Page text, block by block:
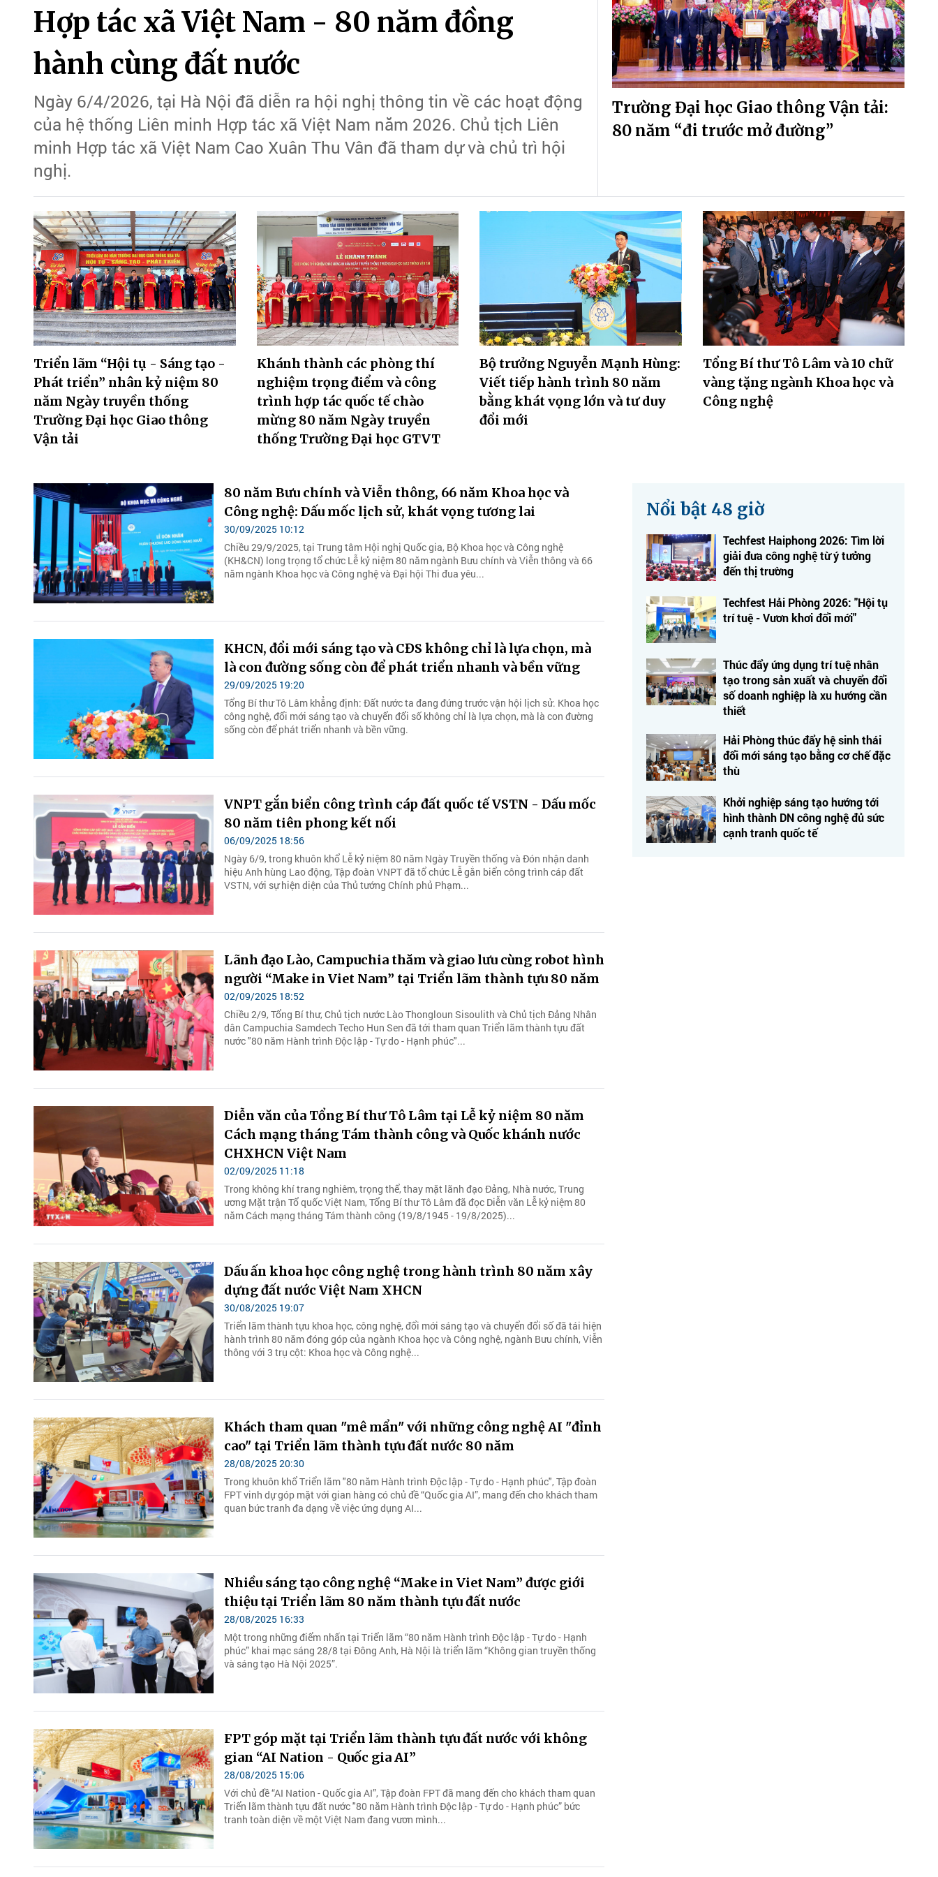
Hợp tác xã Việt Nam - 80 năm đồng
hành cùng đất nước
Ngày 6/4/2026, tại Hà Nội đã diễn ra hội nghị thông tin về các hoạt động
của hệ thống Liên minh Hợp tác xã Việt Nam năm 2026. Chủ tịch Liên
minh Hợp tác xã Việt Nam Cao Xuân Thu Vân đã tham dự và chủ trì hội
nghị.
Trường Đại học Giao thông Vận tải:
80 năm “đi trước mở đường”
Triển lãm “Hội tụ - Sáng tạo -
Phát triển” nhân kỷ niệm 80
năm Ngày truyền thống
Trường Đại học Giao thông
Vận tải
Khánh thành các phòng thí
nghiệm trọng điểm và công
trình hợp tác quốc tế chào
mừng 80 năm Ngày truyền
thống Trường Đại học GTVT
Bộ trưởng Nguyễn Mạnh Hùng:
Viết tiếp hành trình 80 năm
bằng khát vọng lớn và tư duy
đổi mới
Tổng Bí thư Tô Lâm và 10 chữ
vàng tặng ngành Khoa học và
Công nghệ
80 năm Bưu chính và Viễn thông, 66 năm Khoa học và
Công nghệ: Dấu mốc lịch sử, khát vọng tương lai
30/09/2025 10:12
Chiều 29/9/2025, tại Trung tâm Hội nghị Quốc gia, Bộ Khoa học và Công nghệ
(KH&CN) long trọng tổ chức Lễ kỷ niệm 80 năm ngành Bưu chính và Viễn thông và 66
năm ngành Khoa học và Công nghệ và Đại hội Thi đua yêu...
KHCN, đổi mới sáng tạo và CĐS không chỉ là lựa chọn, mà
là con đường sống còn để phát triển nhanh và bền vững
29/09/2025 19:20
Tổng Bí thư Tô Lâm khẳng định: Đất nước ta đang đứng trước vận hội lịch sử. Khoa học
công nghệ, đổi mới sáng tạo và chuyển đổi số không chỉ là lựa chọn, mà là con đường
sống còn để phát triển nhanh và bền vững.
VNPT gắn biển công trình cáp đất quốc tế VSTN - Dấu mốc
80 năm tiên phong kết nối
06/09/2025 18:56
Ngày 6/9, trong khuôn khổ Lễ kỷ niệm 80 năm Ngày Truyền thống và Đón nhận danh
hiệu Anh hùng Lao động, Tập đoàn VNPT đã tổ chức Lễ gắn biển công trình cáp đất
VSTN, với sự hiện diện của Thủ tướng Chính phủ Phạm...
Lãnh đạo Lào, Campuchia thăm và giao lưu cùng robot hình
người “Make in Viet Nam” tại Triển lãm thành tựu 80 năm
02/09/2025 18:52
Chiều 2/9, Tổng Bí thư, Chủ tịch nước Lào Thongloun Sisoulith và Chủ tịch Đảng Nhân
dân Campuchia Samdech Techo Hun Sen đã tới tham quan Triển lãm thành tựu đất
nước "80 năm Hành trình Độc lập - Tự do - Hạnh phúc"...
Diễn văn của Tổng Bí thư Tô Lâm tại Lễ kỷ niệm 80 năm
Cách mạng tháng Tám thành công và Quốc khánh nước
CHXHCN Việt Nam
02/09/2025 11:18
Trong không khí trang nghiêm, trọng thể, thay mặt lãnh đạo Đảng, Nhà nước, Trung
ương Mặt trận Tổ quốc Việt Nam, Tổng Bí thư Tô Lâm đã đọc Diễn văn Lễ kỷ niệm 80
năm Cách mạng tháng Tám thành công (19/8/1945 - 19/8/2025)...
Dấu ấn khoa học công nghệ trong hành trình 80 năm xây
dựng đất nước Việt Nam XHCN
30/08/2025 19:07
Triển lãm thành tựu khoa học, công nghệ, đổi mới sáng tạo và chuyển đổi số đã tái hiện
hành trình 80 năm đóng góp của ngành Khoa học và Công nghệ, ngành Bưu chính, Viễn
thông với 3 trụ cột: Khoa học và Công nghệ...
cao" tại Triển lãm thành tựu đất nước 80 năm
28/08/2025 20:30
FPT vinh dự góp mặt với gian hàng có chủ đề “Quốc gia AI”, ‏‏mang đến cho khách tham
quan bức tranh đa dạng về việc ứng dụng AI...
Nhiều sáng tạo công nghệ “Make in Viet Nam” được giới
thiệu tại Triển lãm 80 năm thành tựu đất nước
28/08/2025 16:33
Một trong những điểm nhấn tại Triển lãm “80 năm Hành trình Độc lập - Tự do - Hạnh
phúc” khai mạc sáng 28/8 tại Đông Anh, Hà Nội là triển lãm “Không gian truyền thống
và sáng tạo Hà Nội 2025”.
FPT góp mặt tại Triển lãm thành tựu đất nước với không
gian “AI Nation - Quốc gia AI”
28/08/2025 15:06
Với chủ đề “AI Nation - Quốc gia AI”, Tập đoàn FPT đã mang đến cho khách tham quan
Triển lãm thành tựu đất nước "80 năm Hành trình Độc lập - Tự do - Hạnh phúc” bức
tranh toàn diện về một Việt Nam đang vươn mình...
Nổi bật 48 giờ
Techfest Haiphong 2026: Tìm lời
giải đưa công nghệ từ ý tưởng
đến thị trường
Techfest Hải Phòng 2026: "Hội tụ
trí tuệ - Vươn khơi đổi mới"
Thúc đẩy ứng dụng trí tuệ nhân
tạo trong sản xuất và chuyển đổi
số doanh nghiệp là xu hướng cần
thiết
Hải Phòng thúc đẩy hệ sinh thái
đổi mới sáng tạo bằng cơ chế đặc
thù
Khởi nghiệp sáng tạo hướng tới
hình thành DN công nghệ đủ sức
cạnh tranh quốc tế